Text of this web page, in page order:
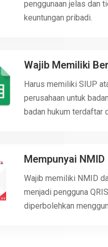
penggunaan jelas dan
keuntungan pribadi.
Wajib Memiliki
Harus memiliki SIUP
perusahaan untuk
badan hukum terdaftar
Mempunyai
Wajib memiliki NMID
menjadi pengguna
diperbolehkan